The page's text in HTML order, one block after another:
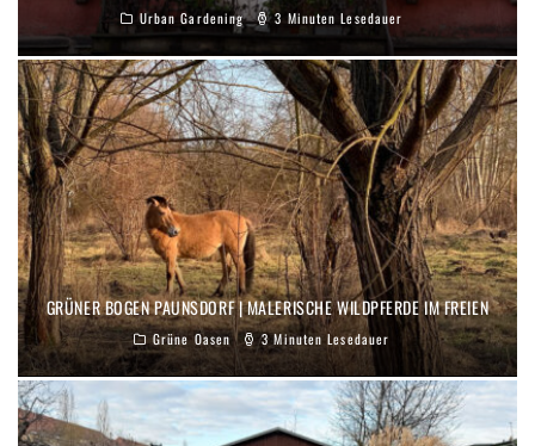
Urban Gardening 3 Minuten Lesedauer
GRÜNER BOGEN PAUNSDORF | MALERISCHE WILDPFERDE IM FREIEN
Grüne Oasen 3 Minuten Lesedauer